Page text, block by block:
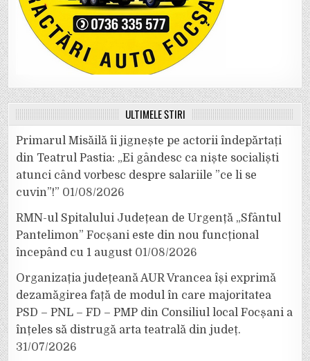
ULTIMELE ȘTIRI
Primarul Misăilă îi jignește pe actorii îndepărtați
din Teatrul Pastia: „Ei gândesc ca niște socialiști
atunci când vorbesc despre salariile ”ce li se
cuvin”!” 01/08/2026
RMN-ul Spitalului Județean de Urgență „Sfântul
Pantelimon” Focșani este din nou funcțional
începând cu 1 august 01/08/2026
Organizația județeană AUR Vrancea își exprimă
dezamăgirea față de modul în care majoritatea
PSD – PNL – FD – PMP din Consiliul local Focșani a
înțeles să distrugă arta teatrală din județ.
31/07/2026